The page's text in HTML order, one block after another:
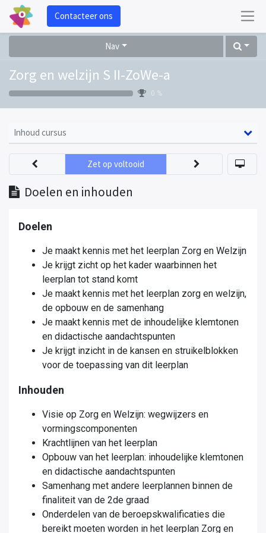
Contacteer ons
Nav
Zorg en welzijn S II-ZoWe-a
0 %
Inhoud cursus
Doelen en inhouden
Zet op voltooid
Doelen
Je maakt kennis met het leerplan Zorg en Welzijn
Je krijgt zicht op het kader waarbinnen het
leerplan tot stand komt
Je maakt kennis met het leerplan zorg en welzijn,
de opbouw en de samenhang
Je maakt kennis met de inhoudelijke klemtonen
en didactische aandachtspunten
Je krijgt inzicht in de kansen en struikelblokken
voor de toepassing van dit leerplan
Inhouden
Visie op Zorg en Welzijn: wegwijzers en
vormingscomponenten
Krachtlijnen van het leerplan
Opbouw van het leerplan: inhoudelijke klemtonen
en didactische aandachtspunten
Samenhang met andere leerplannen binnen de
finaliteit van de 2de graad
Onderdelen van de beroepskwalificaties die
bereikt moeten worden in het leerplan Zorg en